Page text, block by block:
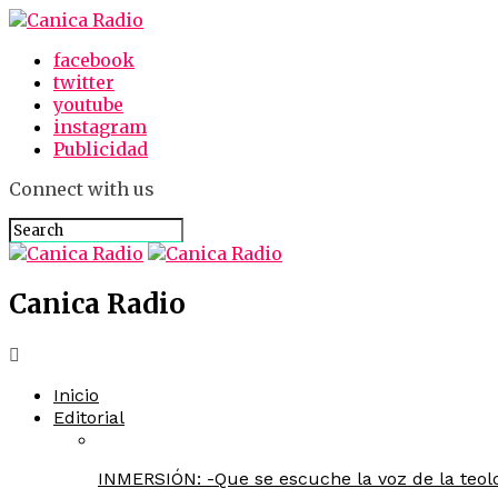
facebook
twitter
youtube
instagram
Publicidad
Connect with us
Canica Radio
Inicio
Editorial
INMERSIÓN: -Que se escuche la voz de la